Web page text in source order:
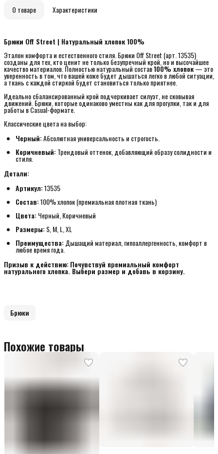
О товаре Характеристики
Брюки Off Street | Натуральный хлопок 100%
Эталон комфорта и естественного стиля. Брюки Off Street (арт. 13535)
созданы для тех, кто ценит не только безупречный крой, но и высочайшее
качество материалов. Полностью натуральный состав100% хлопок— это
уверенность в том, что вашей коже будет дышаться легко в любой ситуации,
а ткань с каждой стиркой будет становиться только приятнее.
Идеально сбалансированный крой подчеркивает силуэт, не сковывая
движений. Брюки, которые одинаково уместны как для прогулки, так и для
работы в Casual-формате.
Классические цвета на выбор:
Черный:Абсолютная универсальность и строгость.
Коричневый: Трендовый оттенок, добавляющий образу солидности и
стиля.
Детали:
Артикул:13535
Состав:100% хлопок (премиальная плотная ткань)
Цвета: Черный, Коричневый
Размеры: S, M, L, XL
Преимущества: Дышащий материал, гипоаллергенность, комфорт в
любое время года.
Призыв к действию: Почувствуй премиальный комфорт
натурального хлопка. Выбери размер и добавь в корзину.
Брюки
Похожие товары